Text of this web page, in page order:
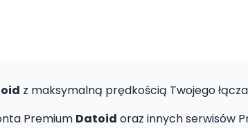
z maksymalną prędkością Twojego
Premium Datoid oraz innych serwisów